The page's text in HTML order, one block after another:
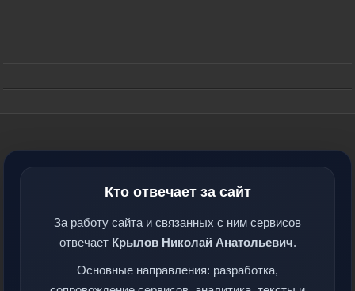
Кто отвечает за сайт
За работу сайта и связанных с ним сервисов
отвечает Крылов Николай Анатольевич.
Основные направления: разработка,